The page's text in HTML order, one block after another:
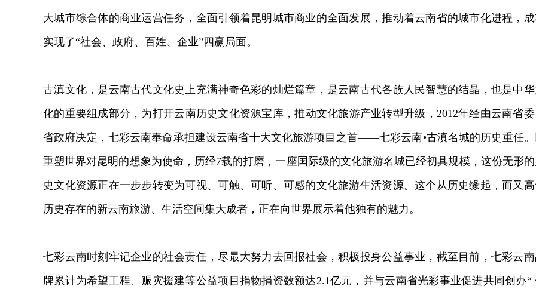
大城市综合体的商业运营任务，全面引领着昆明城市商业的全面发展，推动着云南省的城市化进程，
实现了“社会、政府、百姓、企业”四赢局面。
古滇文化，是云南古代文化史上充满神奇色彩的灿烂篇章，是云南古代各族人民智慧的结晶，也是中
化的重要组成部分，为打开云南历史文化资源宝库，推动文化旅游产业转型升级，2012年经由云南省委
省政府决定，七彩云南奉命承担建设云南省十大文化旅游项目之首——七彩云南•古滇名城的历史重任
重塑世界对昆明的想象为使命，历经7载的打磨，一座国际级的文化旅游名城已经初具规模，这份无形
史文化资源正在一步步转变为可视、可触、可听、可感的文化旅游生活资源。这个从历史缘起，而又
历史存在的新云南旅游、生活空间集大成者，正在向世界展示着他独有的魅力。
七彩云南时刻牢记企业的社会责任，尽最大努力去回报社会，积极投身公益事业，截至目前，七彩云
牌累计为希望工程、赈灾援建等公益项目捐物捐资数额达2.1亿元，并与云南省光彩事业促进共同创办“